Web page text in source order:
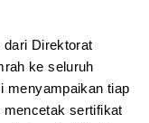
dari Direktorat
ke seluruh
menyampaikan tiap
mencetak sertifikat